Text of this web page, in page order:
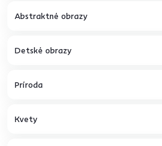
Abstraktné obrazy
Detské obrazy
Príroda
Kvety